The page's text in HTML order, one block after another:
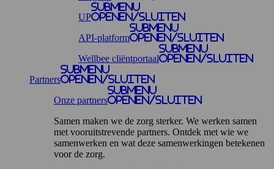
UP
Submenu
openen/sluiten
API-platform
Submenu
openen/sluiten
Wellbee cliëntportaal
Submenu
openen/sluiten
Partners
Submenu
openen/sluiten
Onze partners
Submenu
openen/sluiten
Samen maken we de zorg sterker. We werken samen
met vooruitstrevende partners. Ontdek met wie we
samenwerken en wat deze samenwerkingen betekenen
voor de zorg.